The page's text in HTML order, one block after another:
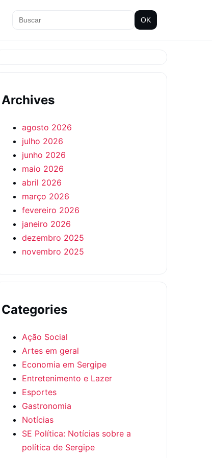
OK
Archives
agosto 2026
julho 2026
junho 2026
maio 2026
abril 2026
março 2026
fevereiro 2026
janeiro 2026
dezembro 2025
novembro 2025
Categories
Ação Social
Artes em geral
Economia em Sergipe
Entretenimento e Lazer
Esportes
Gastronomia
Notícias
SE Política: Notícias sobre a
política de Sergipe